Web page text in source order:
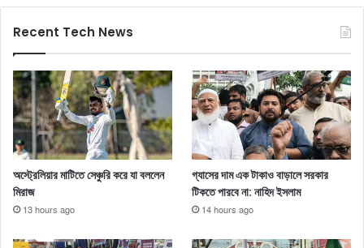
Recent Tech News
অস্ট্রেলিয়ার মাটিতে সেঞ্চুরি করে যা বললেন
মিরাজ
13 hours ago
গ্যাসের দাম এক টাকাও বাড়ালে সরকার
টিকতে পারবে না: নাহিদ ইসলাম
14 hours ago